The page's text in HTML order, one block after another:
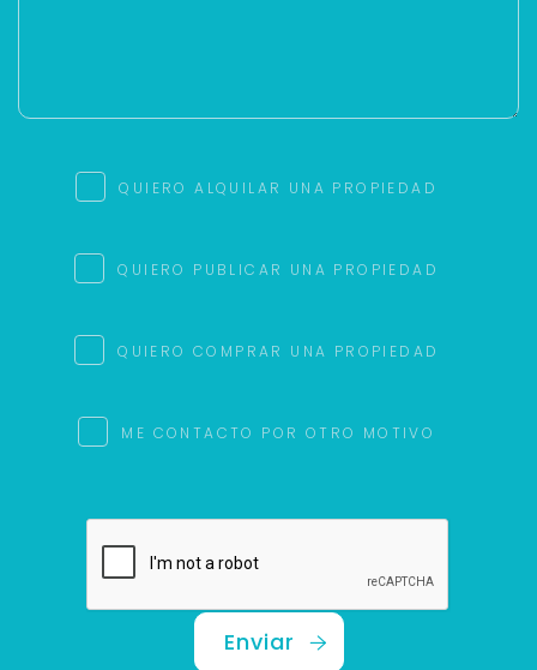
QUIERO ALQUILAR UNA PROPIEDAD
QUIERO PUBLICAR UNA PROPIEDAD
QUIERO COMPRAR UNA PROPIEDAD
ME CONTACTO POR OTRO MOTIVO
Enviar